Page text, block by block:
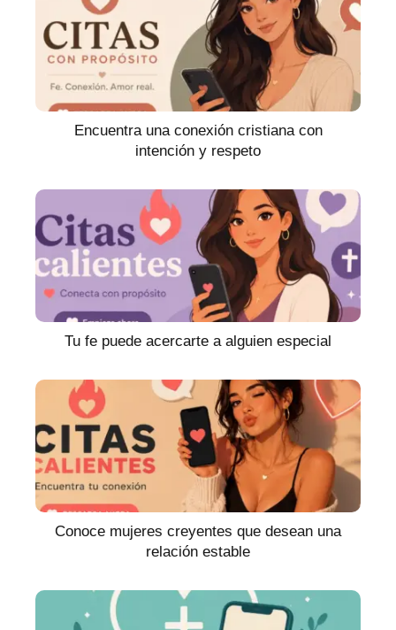
Encuentra una conexión cristiana con
intención y respeto
Tu fe puede acercarte a alguien especial
Conoce mujeres creyentes que desean una
relación estable